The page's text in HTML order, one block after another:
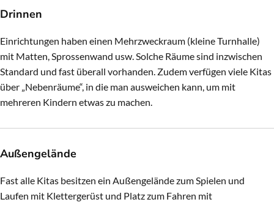
Drinnen
Einrichtungen haben einen Mehrzweckraum (kleine Turnhalle)
mit Matten, Sprossenwand usw. Solche Räume sind inzwischen
Standard und fast überall vorhanden. Zudem verfügen viele Kitas
über „Nebenräume“, in die man ausweichen kann, um mit
mehreren Kindern etwas zu machen.
Außengelände
Fast alle Kitas besitzen ein Außengelände zum Spielen und
Laufen mit Klettergerüst und Platz zum Fahren mit